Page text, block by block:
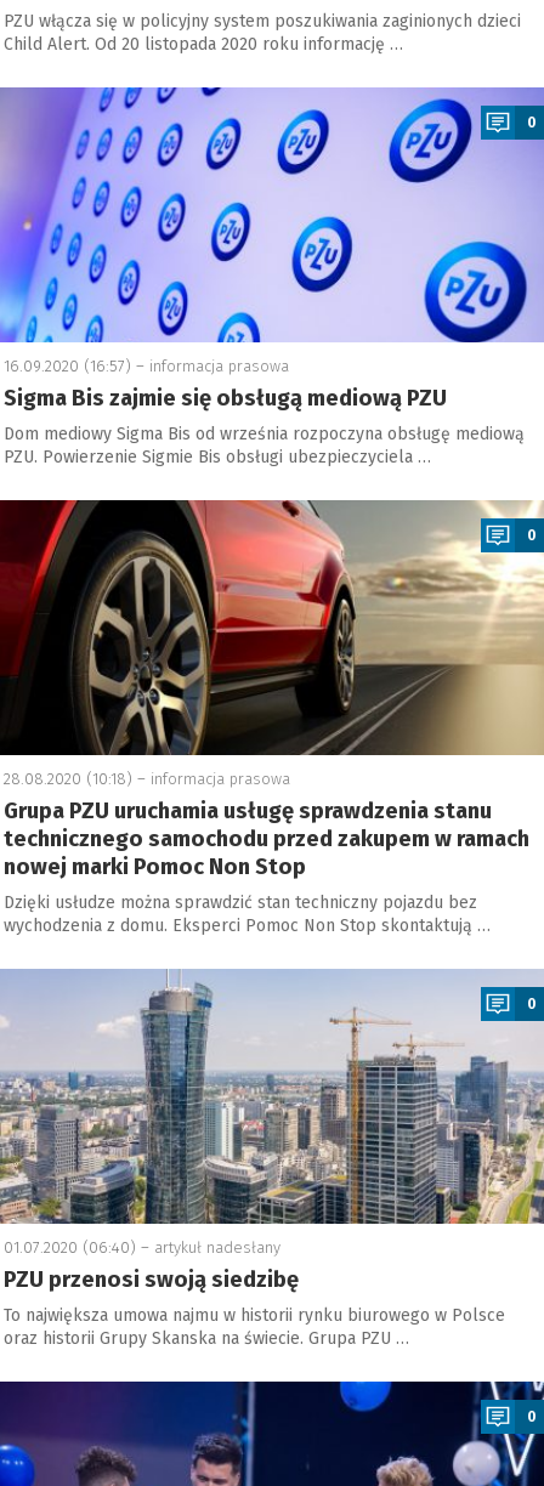
PZU włącza się w policyjny system poszukiwania zaginionych dzieci
Child Alert. Od 20 listopada 2020 roku informację …
0
16.09.2020 (16:57) – informacja prasowa
Sigma Bis zajmie się obsługą mediową PZU
Dom mediowy Sigma Bis od września rozpoczyna obsługę mediową
PZU. Powierzenie Sigmie Bis obsługi ubezpieczyciela …
0
28.08.2020 (10:18) – informacja prasowa
Grupa PZU uruchamia usługę sprawdzenia stanu
technicznego samochodu przed zakupem w ramach
nowej marki Pomoc Non Stop
Dzięki usłudze można sprawdzić stan techniczny pojazdu bez
wychodzenia z domu. Eksperci Pomoc Non Stop skontaktują …
0
01.07.2020 (06:40) – artykuł nadesłany
PZU przenosi swoją siedzibę
To największa umowa najmu w historii rynku biurowego w Polsce
oraz historii Grupy Skanska na świecie. Grupa PZU …
0